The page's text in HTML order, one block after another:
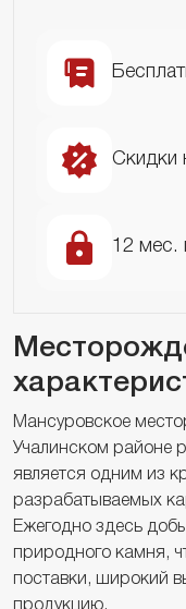
Скидки
12 мес.
Мансуровское
Учалинском районе
является одним из
разрабатываемых
Ежегодно здесь
природного камня,
поставки, широкий
продукцию.